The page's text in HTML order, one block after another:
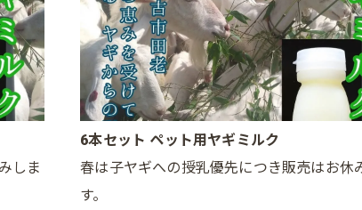
しま
6本セット ペット用ヤギミルク
春は子ヤギへの授乳優先につき販売はお休
す。